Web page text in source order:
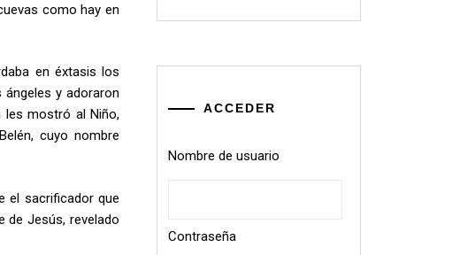
como hay en
en éxtasis los
y adoraron
les mostró al Niño,
cuyo nombre
el sacrificador que
de Jesús, revelado
ACCEDER
Nombre de usuario
Contraseña